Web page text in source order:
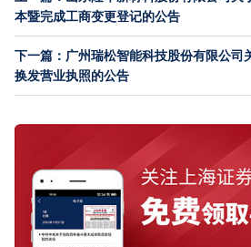
本暨完成工商变更登记的公告
下一篇：广州瑞松智能科技股份有限公司
换发营业执照的公告